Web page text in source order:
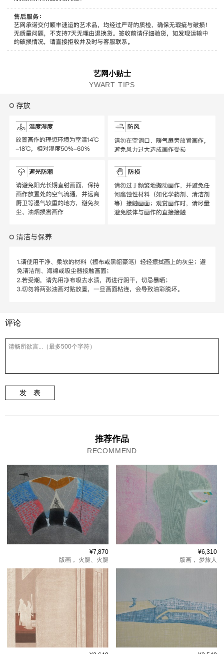
艺网小贴士
YWART TIPS
评论
发 表
推荐作品
RECOMMEND
¥7,870
版画，
火腿、火腿
¥6,310
版画， 梦旅人